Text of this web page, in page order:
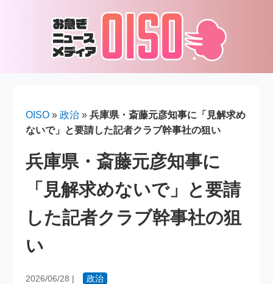
OISO »政治 »兵庫県・斎藤元彦知事に「見解求め
ないで」と要請した記者クラブ幹事社の狙い
兵庫県・斎藤元彦知事に
「見解求めないで」と要請
した記者クラブ幹事社の狙
い
2026/06/28 | 政治